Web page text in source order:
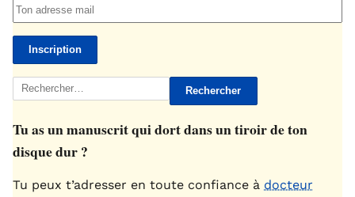
Rechercher :
Tu as un manuscrit qui dort dans un tiroir de ton
disque dur ?
Tu peux t’adresser en toute confiance à docteur